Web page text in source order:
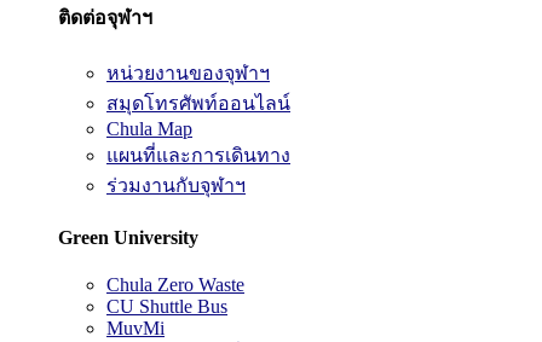
ติดต่อจุฬาฯ
หน่วยงานของจุฬาฯ
สมุดโทรศัพท์ออนไลน์
Chula Map
แผนที่และการเดินทาง
ร่วมงานกับจุฬาฯ
Green University
Chula Zero Waste
CU Shuttle Bus
MuvMi